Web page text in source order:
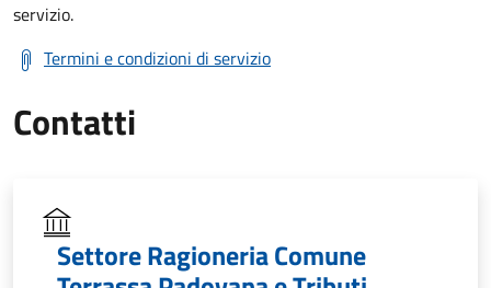
servizio.
Termini e condizioni di servizio
Contatti
Settore Ragioneria Comune